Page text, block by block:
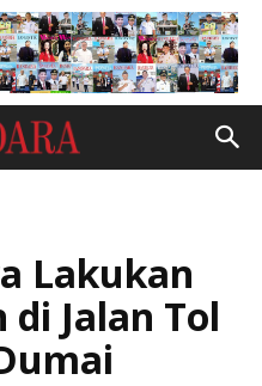
Lakukan
Jalan Tol